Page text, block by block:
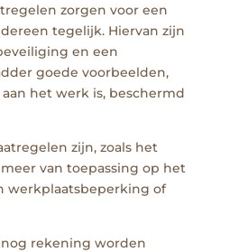
zorgen voor een
tegelijk. Hiervan zijn
en een
goede voorbeelden,
het werk is, beschermd
zijn, zoals het
van toepassing op het
werkplaatsbeperking of
rekening worden